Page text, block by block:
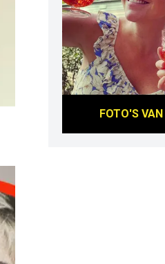
FOTO'S VAN